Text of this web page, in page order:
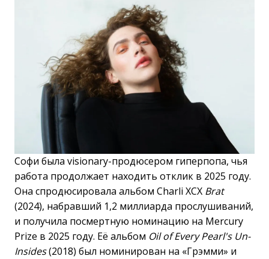
Софи была visionary-продюсером гиперпопа, чья
работа продолжает находить отклик в 2025 году.
Она спродюсировала альбом Charli XCX Brat
(2024), набравший 1,2 миллиарда прослушиваний,
и получила посмертную номинацию на Mercury
Prize в 2025 году. Её альбом Oil of Every Pearl's Un-
Insides(2018) был номинирован на «Грэмми» и